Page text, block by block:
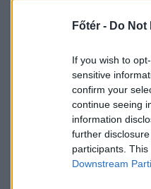
Főtér - Do
If you wish to
sensitive
confirm your
continue seeing
information
further
participants.
Downstream